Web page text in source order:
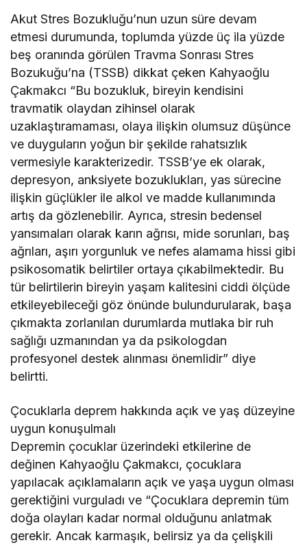
Akut Stres Bozukluğu’nun uzun süre devam
etmesi durumunda, toplumda yüzde üç ila yüzde
beş oranında görülen Travma Sonrası Stres
Bozukuğu’na (TSSB) dikkat çeken Kahyaoğlu
Çakmakcı “Bu bozukluk, bireyin kendisini
travmatik olaydan zihinsel olarak
uzaklaştıramaması, olaya ilişkin olumsuz düşünce
ve duyguların yoğun bir şekilde rahatsızlık
vermesiyle karakterizedir. TSSB’ye ek olarak,
depresyon, anksiyete bozuklukları, yas sürecine
ilişkin güçlükler ile alkol ve madde kullanımında
artış da gözlenebilir. Ayrıca, stresin bedensel
yansımaları olarak karın ağrısı, mide sorunları, baş
ağrıları, aşırı yorgunluk ve nefes alamama hissi gibi
psikosomatik belirtiler ortaya çıkabilmektedir. Bu
tür belirtilerin bireyin yaşam kalitesini ciddi ölçüde
etkileyebileceği göz önünde bulundurularak, başa
çıkmakta zorlanılan durumlarda mutlaka bir ruh
sağlığı uzmanından ya da psikologdan
profesyonel destek alınması önemlidir” diye
belirtti.
Çocuklarla deprem hakkında açık ve yaş düzeyine
uygun konuşulmalı
Depremin çocuklar üzerindeki etkilerine de
değinen Kahyaoğlu Çakmakcı, çocuklara
yapılacak açıklamaların açık ve yaşa uygun olması
gerektiğini vurguladı ve “Çocuklara depremin tüm
doğa olayları kadar normal olduğunu anlatmak
gerekir. Ancak karmaşık, belirsiz ya da çelişkili